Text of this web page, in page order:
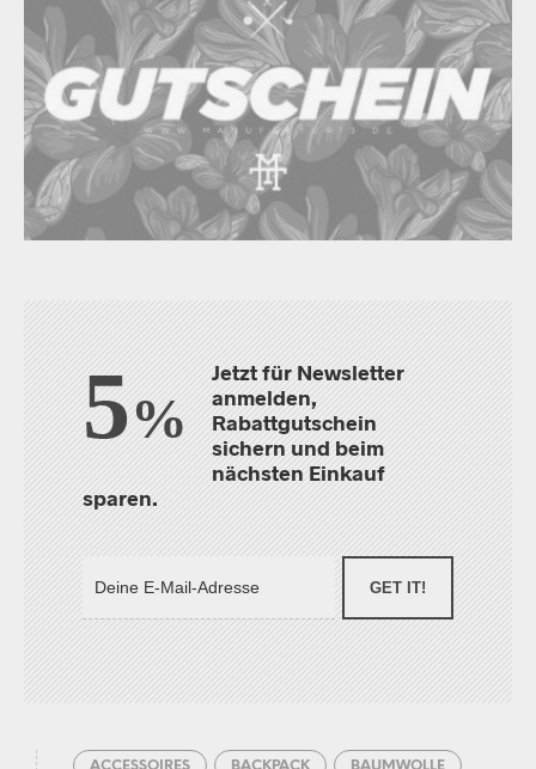
5%
Jetzt für Newsletter
anmelden,
Rabattgutschein
sichern und beim
nächsten Einkauf
sparen.
GET IT!
ACCESSOIRES BACKPACK BAUMWOLLE